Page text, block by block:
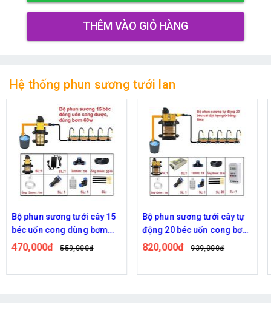
THÊM VÀO GIỎ HÀNG
Hệ thống phun sương tưới lan
Bộ phun sương tưới cây 15
béc uốn cong dùng bơm
60w
470,000đ 559,000đ
Bộ phun sương tưới cây tự
động 20 béc uốn cong bơm
đôi 96w time
820,000đ 939,000đ